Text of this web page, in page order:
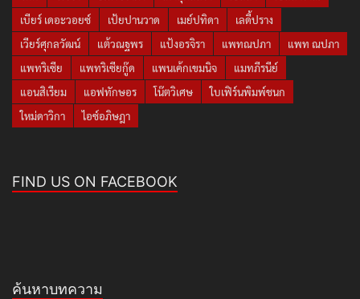
เบียร์ เดอะวอยซ์
เป้ยปานวาด เมย์ปทิดา
เลดี้ปราง
เวียร์ศุกลวัฒน์
แต้วณฐพร แป้งอรจิรา แพทณปภา
แพท ณปภา
แพทริเซีย
แพทริเซียกู๊ด แพนเค้กเขมนิจ
แมทภีรนีย์
แอนสิเรียม
แอฟทักษอร โน๊ตวิเศษ
ใบเฟิร์นพิมพ์ชนก
ใหม่ดาวิกา
ไอซ์อภิษฎา
FIND US ON FACEBOOK
ค้นหาบทความ